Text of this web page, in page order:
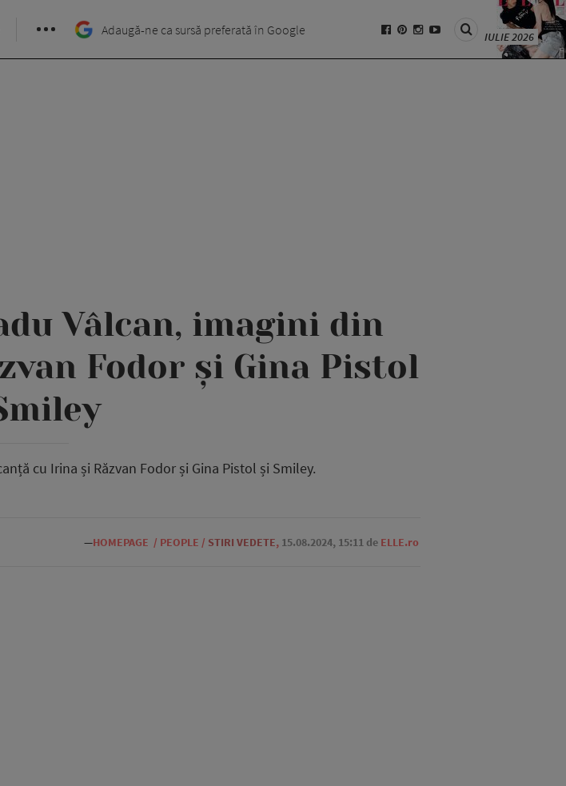
Adaugă-ne ca sursă preferată în Google IULIE 2026
Vâlcan, imagini din
Fodor și Gina Pistol
cu Irina și Răzvan Fodor și Gina Pistol și Smiley.
—HOMEPAGE / PEOPLE / STIRI VEDETE, 15.08.2024, 15:11 de ELLE.ro